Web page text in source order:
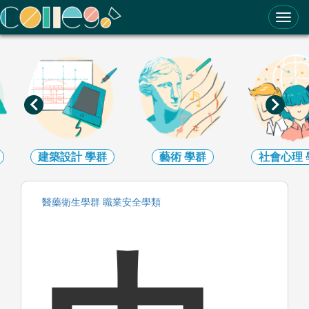
ColleGo! 大學選才與高中育才輔助系統
建築設計學群 藝術 學群 社會心理
醫藥衛生學群 職業安全學類